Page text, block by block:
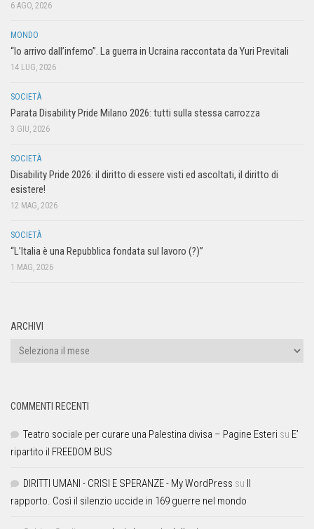
6 AGO, 2026
MONDO
“Io arrivo dall’inferno”. La guerra in Ucraina raccontata da Yuri Previtali
14 LUG, 2026
SOCIETÀ
Parata Disability Pride Milano 2026: tutti sulla stessa carrozza
3 GIU, 2026
SOCIETÀ
Disability Pride 2026: il diritto di essere visti ed ascoltati, il diritto di
esistere!
12 MAG, 2026
SOCIETÀ
“L’Italia è una Repubblica fondata sul lavoro (?)”
1 MAG, 2026
ARCHIVI
COMMENTI RECENTI
Teatro sociale per curare una Palestina divisa – Pagine Esteri su E’
ripartito il FREEDOM BUS
DIRITTI UMANI - CRISI E SPERANZE - My WordPress su
rapporto. Così il silenzio uccide in 169 guerre nel mondo